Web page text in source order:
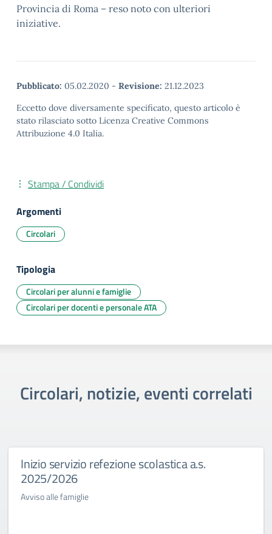
Provincia di Roma – reso noto con ulteriori
iniziative.
Pubblicato: 05.02.2020 - Revisione: 21.12.2023
Eccetto dove diversamente specificato, questo articolo è
stato rilasciato sotto Licenza Creative Commons
Attribuzione 4.0 Italia.
Stampa / Condividi
Argomenti
Circolari
Tipologia
Circolari per alunni e famiglie
Circolari per docenti e personale ATA
Circolari, notizie, eventi correlati
Inizio servizio refezione scolastica a.s.
2025/2026
Avviso alle famiglie